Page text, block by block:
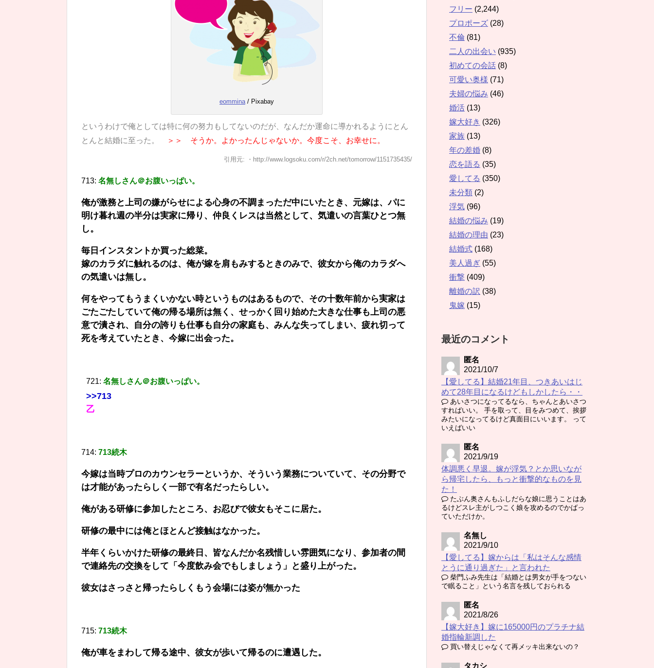
eommina/ Pixabay
というわけで俺としては特に何の努力もしてないのだが、なんだか運命に導かれるようにとん
とんと結婚に至った。
＞＞ そうか。よかったんじゃないか。今度こそ、お幸せに。
引用元: ・http://www.logsoku.com/r/2ch.net/tomorrow/1151735435/
713: 名無しさん＠お腹いっぱい。
俺が激務と上司の嫌がらせによる心身の不調まっただ中にいたとき、元嫁は、パに
明け暮れ週の半分は実家に帰り、仲良くレスは当然として、気遣いの言葉ひとつ無
し。
毎日インスタントか買った総菜。
嫁のカラダに触れるのは、俺が嫁を肩もみするときのみで、彼女から俺のカラダへ
の気遣いは無し。
何をやってもうまくいかない時というものはあるもので、その十数年前から実家は
ごたごたしていて俺の帰る場所は無く、せっかく回り始めた大きな仕事も上司の悪
意で潰され、自分の誇りも仕事も自分の家庭も、みんな失ってしまい、疲れ切って
死を考えていたとき、今嫁に出会った。
721: 名無しさん＠お腹いっぱい。
>>713
乙
714: 713続木
今嫁は当時プロのカウンセラーというか、そういう業務についていて、その分野で
は才能があったらしく一部で有名だったらしい。
俺がある研修に参加したところ、お忍びで彼女もそこに居た。
研修の最中には俺とほとんど接触はなかった。
半年くらいかけた研修の最終日、皆なんだか名残惜しい雰囲気になり、参加者の間
で連絡先の交換をして「今度飲み会でもしましょう」と盛り上がった。
彼女はさっさと帰ったらしくもう会場には姿が無かった
715: 713続木
俺が車をまわして帰る途中、彼女が歩いて帰るのに遭遇した。
フリー (2,244)
プロポーズ (28)
不倫 (81)
二人の出会い (935)
初めての会話 (8)
可愛い奥様 (71)
夫婦の悩み (46)
婚活 (13)
嫁大好き (326)
家族 (13)
年の差婚 (8)
恋を語る (35)
愛してる (350)
未分類 (2)
浮気 (96)
結婚の悩み (19)
結婚の理由 (23)
結婚式 (168)
美人過ぎ (55)
衝撃 (409)
離婚の訳 (38)
鬼嫁 (15)
最近のコメント
匿名
2021/10/7
【愛してる】結婚21年目、つきあいはじ
めて28年目になるけどもしかしたら・・
あいさつになってるなら、ちゃんとあいさつ
すればいい。 手を取って、目をみつめて、挨拶
みたいになってるけど真面目にいいます。 って
いえばいい
匿名
2021/9/19
体調悪く早退。嫁が浮気？とか思いなが
ら帰宅したら、もっと衝撃的なものを見
た！
たぶん奥さんもふしだらな娘に思うことはあ
るけどスレ主がしつこく娘を攻めるのでかばっ
ていただけか。
名無し
2021/9/10
【愛してる】嫁からは「私はそんな感情
とうに通り過ぎた」と言われた
柴門ふみ先生は「結婚とは男女が手をつない
で眠ること」という名言を残しておられる
匿名
2021/8/26
【嫁大好き】嫁に165000円のプラチナ結
婚指輪新調した
買い替えじゃなくて再メッキ出来ないの？
タカシ